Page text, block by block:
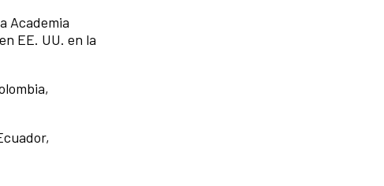
Academia
EE. UU. en la